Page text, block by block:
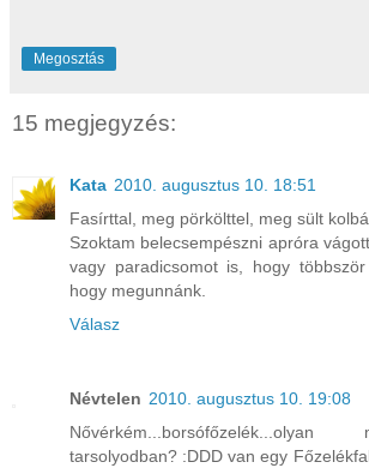
Megosztás
15 megjegyzés:
Kata 2010. augusztus 10. 18:51
Fasírttal, meg pörkölttel, meg sült
Szoktam belecsempészni apróra
vagy paradicsomot is, hogy
hogy megunnánk.
Válasz
Névtelen 2010. augusztus 10. 19:08
tarsolyodban? :DDD van egy